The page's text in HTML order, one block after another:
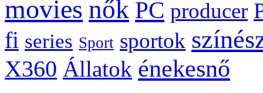
movies nők PC producer
fi series Sport sportok
X360 Állatok énekesnő